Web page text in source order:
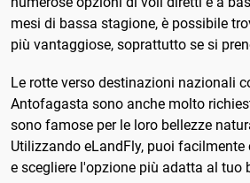
mesi di bassa stagione, è possibile
più vantaggiose, soprattutto se si
Le rotte verso destinazioni nazionali
Antofagasta sono anche molto
sono famose per le loro bellezze
Utilizzando eLandFly, puoi
e scegliere l'opzione più adatta al tuo